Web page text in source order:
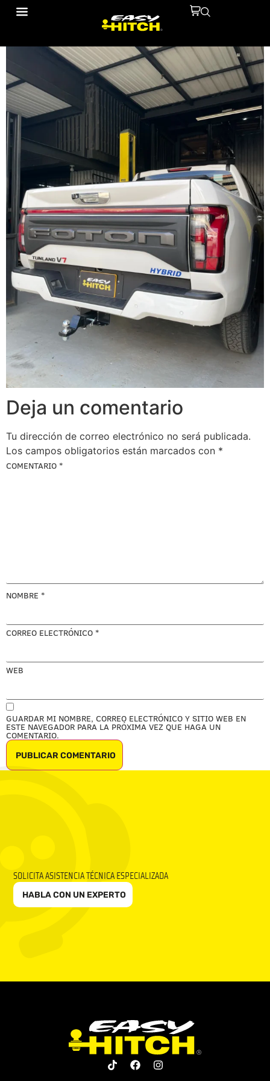
IMG_5839
Deja un comentario
Tu dirección de correo electrónico no será publicada.
Los campos obligatorios están marcados con *
COMENTARIO *
NOMBRE *
CORREO ELECTRÓNICO *
WEB
GUARDAR MI NOMBRE, CORREO ELECTRÓNICO Y SITIO WEB EN
ESTE NAVEGADOR PARA LA PRÓXIMA VEZ QUE HAGA UN
COMENTARIO.
SOLICITA ASISTENCIA TÉCNICA ESPECIALIZADA
HABLA CON UN EXPERTO